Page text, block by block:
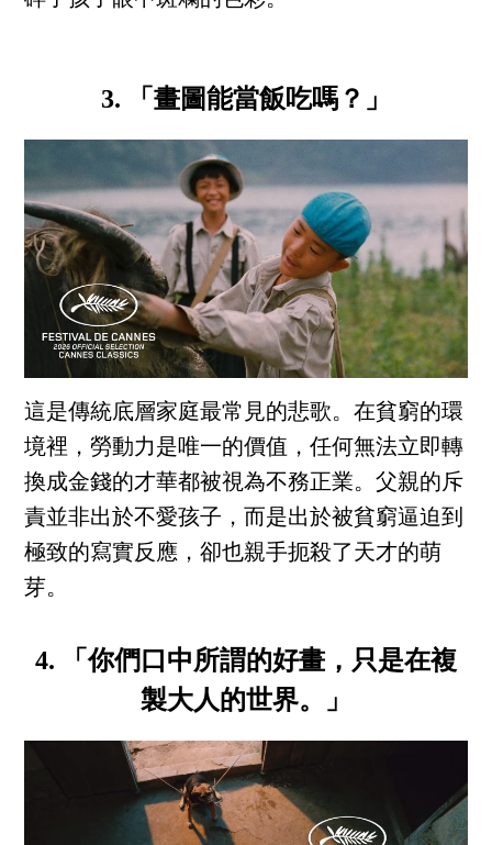
3. 「畫圖能當飯吃嗎？」
這是傳統底層家庭最常見的悲歌。在貧窮的環
境裡，勞動力是唯一的價值，任何無法立即轉
換成金錢的才華都被視為不務正業。父親的斥
責並非出於不愛孩子，而是出於被貧窮逼迫到
極致的寫實反應，卻也親手扼殺了天才的萌
芽。
4. 「你們口中所謂的好畫，只是在複
製大人的世界。」